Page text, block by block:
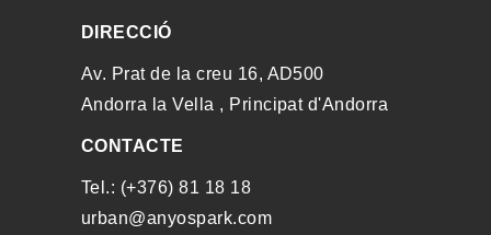
DIRECCIÓ
Av. Prat de la creu 16, AD500
Andorra la Vella , Principat d'Andorra
CONTACTE
Tel.: (+376) 81 18 18
urban@anyospark.com